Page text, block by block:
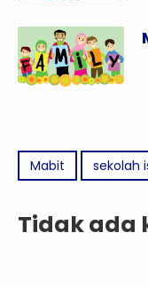
Mabit sekolah
Tidak ada